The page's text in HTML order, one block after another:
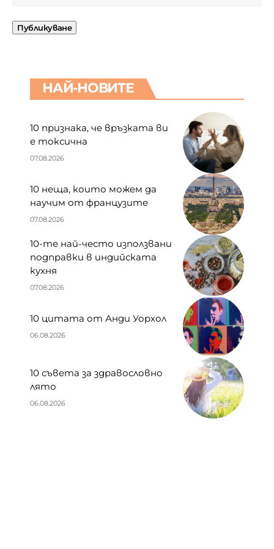
НАЙ-НОВИТЕ
10 признака, че връзката ви
е токсична
07.08.2026
10 неща, които можем да
научим от французите
07.08.2026
10-те най-често използвани
подправки в индийската
кухня
07.08.2026
10 цитата от Анди Уорхол
06.08.2026
10 съвета за здравословно
лято
06.08.2026